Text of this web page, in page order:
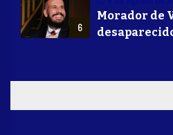
Barra Mansa
6
Morador de